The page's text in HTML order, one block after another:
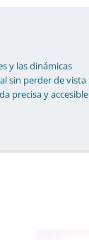
y las dinámicas
sin perder de vista
precisa y accesible